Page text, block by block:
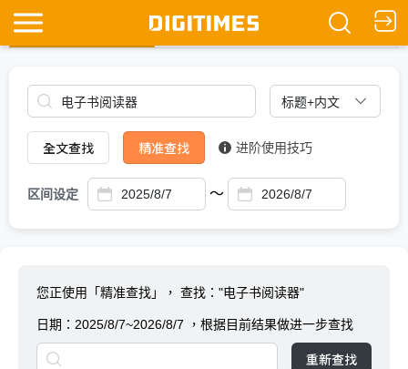
Ask DIGITIMES
全文查找 精准查找 进阶使用技巧
区间设定 ～
您正使用「精准查找」， 查找："电子书阅读器"
日期： 2025/8/7~2026/8/7 ，根据目前结果做进一步查找
重新查找